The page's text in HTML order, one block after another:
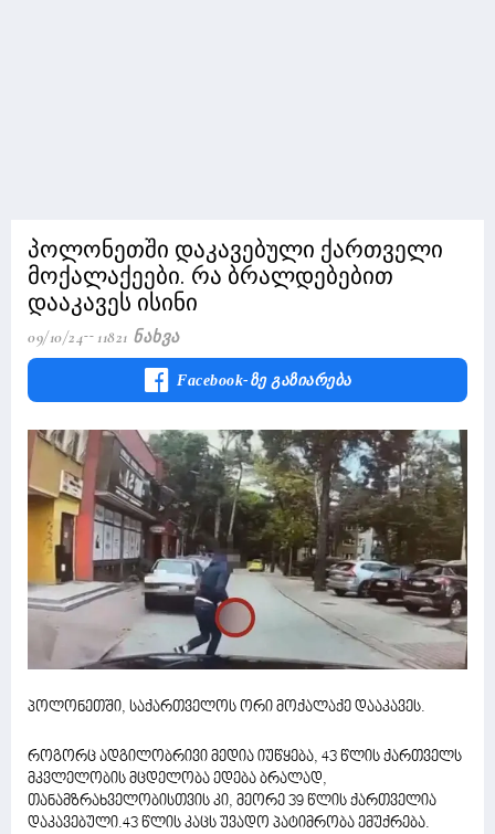
პოლონეთში დაკავებული ქართველი
მოქალაქეები. რა ბრალდებებით
დააკავეს ისინი
09/10/24 11821 Ნახვა
Facebook-Ზე Გაზიარება
პოლონეთში, საქართველოს ორი მოქალაქე დააკავეს.
როგორც ადგილობრივი მედია იუწყება, 43 წლის ქართველს
მკვლელობის მცდელობა ედება ბრალად,
თანამზრახველობისთვის კი, მეორე 39 წლის ქართველია
დაკავებული.43 წლის კაცს უვადო პატიმრობა ემუქრება.